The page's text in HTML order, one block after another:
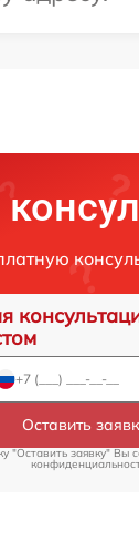
Оставить
"Оставить заявку" Вы